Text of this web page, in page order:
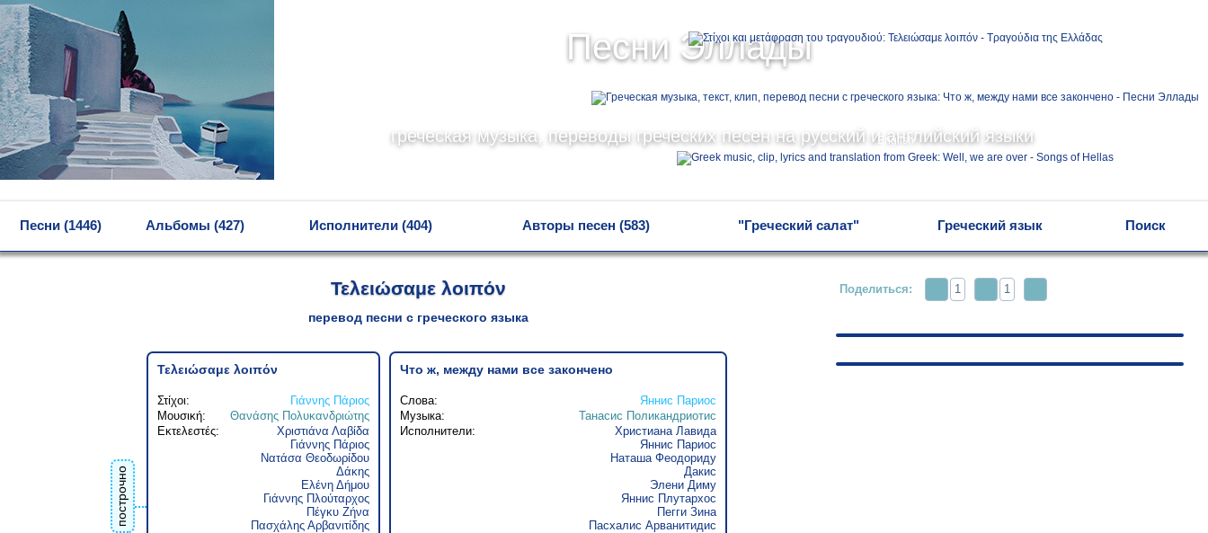
Песни Эллады
греческая музыка, переводы греческих песен на русский и английский языки
English
Песни (1446) Альбомы (427) Исполнители (404) Авторы песен (583) "Греческий салат" Греческий язык Поиск
Τελειώσαμε λοιπόν
перевод песни с греческого языка
построчно
Τελειώσαμε λοιπόν
Στίχοι:
Γιάννης Πάριος
Μουσική:
Θανάσης Πολυκανδριώτης
Εκτελεστές:
Χριστιάνα Λαβίδα
Γιάννης Πάριος
Νατάσα Θεοδωρίδου
Δάκης
Ελένη Δήμου
Γιάννης Πλούταρχος
Πέγκυ Ζήνα
Πασχάλης Αρβανιτίδης
Что ж, между нами все закончено
Слова:
Яннис Париос
Музыка:
Танасис Поликандриотис
Исполнители:
Христиана Лавида
Яннис Париос
Наташа Феодориду
Дакис
Элени Диму
Яннис Плутархос
Пегги Зина
Пасхалис Арванитидис
Поделиться: 1 1